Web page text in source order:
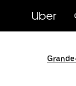
principal
Uber